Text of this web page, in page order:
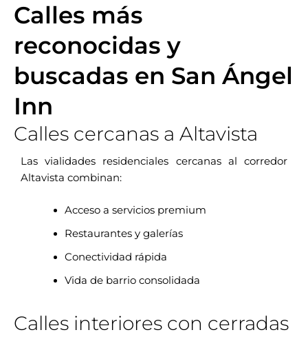
Calles más
reconocidas y
buscadas en San Ángel
Inn
Calles cercanas a Altavista
Las vialidades residenciales cercanas al corredor
Altavista combinan:
Acceso a servicios premium
Restaurantes y galerías
Conectividad rápida
Vida de barrio consolidada
Calles interiores con cerradas